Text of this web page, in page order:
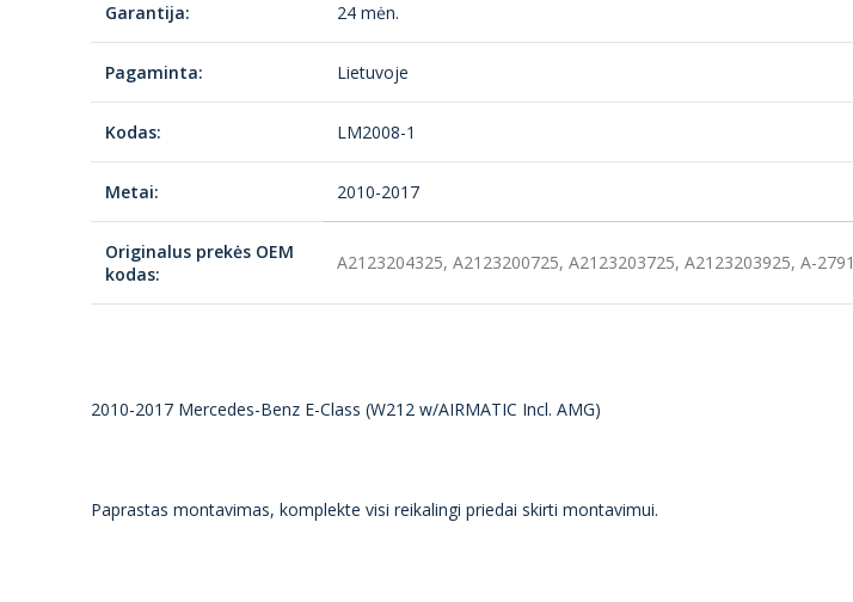
Garantija: 24 mėn.
Pagaminta: Lietuvoje
Kodas: LM2008-1
Metai: 2010-2017
Originalus prekės OEM
kodas:
A2123204325, A2123200725, A2123203725, A2123203925, A-2791
2010-2017 Mercedes-Benz E-Class (W212 w/AIRMATIC Incl. AMG)
Paprastas montavimas, komplekte visi reikalingi priedai skirti montavimui.